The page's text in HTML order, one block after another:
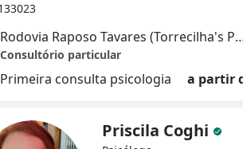
Rodovia Raposo Tavares
Consultório particular
Primeira consulta psicologia a partir
Priscila Coghi